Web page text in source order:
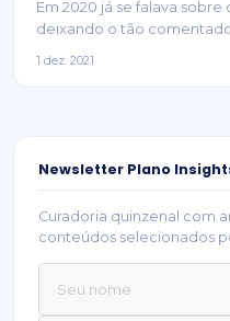
Em 2020 já se falava
deixando o tão comentado
1 dez. 2021
Newsletter Plano
Curadoria quinzenal com
conteúdos selecionados